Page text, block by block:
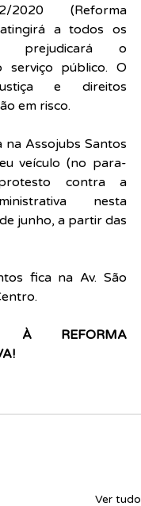
(Reforma
a todos os
prejudicará o
serviço público. O
e direitos
em risco.
na Assojubs Santos
veículo (no para-
contra a
nesta
junho, a partir das
fica na Av. São
À REFORMA
Ver tudo